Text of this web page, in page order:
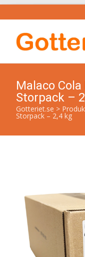
Malaco
Storpack –
Gotteriet.se >
Storpack – 2,4 kg